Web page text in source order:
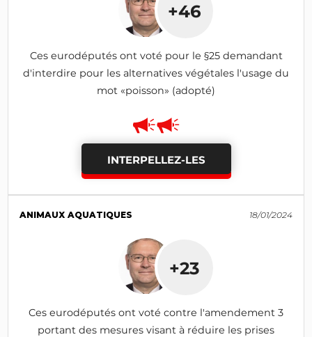
+46
Ces eurodéputés ont voté pour le §25 demandant
d'interdire pour les alternatives végétales l'usage du
mot «poisson» (adopté)
INTERPELLEZ-LES
ANIMAUX AQUATIQUES 18/01/2024
+23
Ces eurodéputés ont voté contre l'amendement 3
portant des mesures visant à réduire les prises